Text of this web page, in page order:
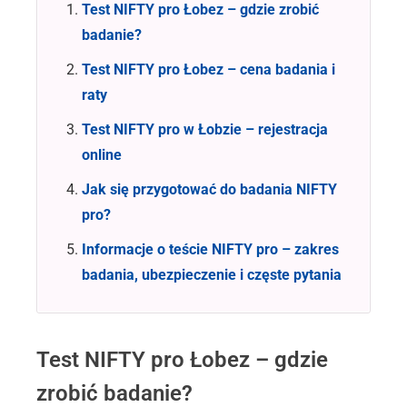
Pobranie próbki w placówce lub w domu z
dojazdem personelu medycznego
Szybkie terminy badań
Raty
testDNA
Zobacz opinie naszych Pacjentek >>
Test NIFTY pro Łobez – gdzie zrobić
badanie?
Test NIFTY pro Łobez – cena badania i
raty
Test NIFTY pro w Łobzie – rejestracja
online
Jak się przygotować do badania NIFTY
pro?
Informacje o teście NIFTY pro – zakres
badania, ubezpieczenie i częste pytania
Test NIFTY pro Łobez – gdzie
zrobić badanie?